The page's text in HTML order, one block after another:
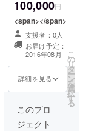
100,000円
<span></span>
支援者：0人
お届け予定：
2016年08月
詳細を見る
こ
の
リ
タ
ー
ン
を
選
択
す
る
このプロ
ジェクト